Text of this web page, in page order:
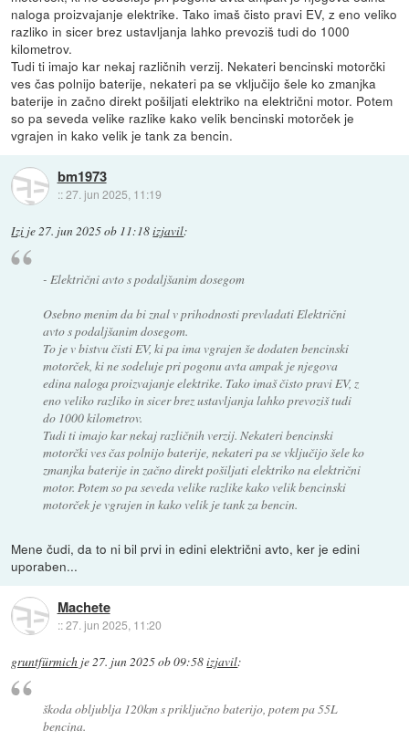
naloga proizvajanje elektrike. Tako imaš čisto pravi EV, z eno veliko
razliko in sicer brez ustavljanja lahko prevoziš tudi do 1000
kilometrov.
Tudi ti imajo kar nekaj različnih verzij. Nekateri bencinski motorčki
ves čas polnijo baterije, nekateri pa se vključijo šele ko zmanjka
baterije in začno direkt pošiljati elektriko na električni motor. Potem
so pa seveda velike razlike kako velik bencinski motorček je
vgrajen in kako velik je tank za bencin.
bm1973
::27. jun 2025, 11:19
Izi je27. jun 2025 ob 11:18izjavil:
- Električni avto s podaljšanim dosegom
Osebno menim da bi znal v prihodnosti prevladati Električni
avto s podaljšanim dosegom.
To je v bistvu čisti EV, ki pa ima vgrajen še dodaten bencinski
motorček, ki ne sodeluje pri pogonu avta ampak je njegova
edina naloga proizvajanje elektrike. Tako imaš čisto pravi EV, z
eno veliko razliko in sicer brez ustavljanja lahko prevoziš tudi
do 1000 kilometrov.
Tudi ti imajo kar nekaj različnih verzij. Nekateri bencinski
motorčki ves čas polnijo baterije, nekateri pa se vključijo šele ko
zmanjka baterije in začno direkt pošiljati elektriko na električni
motor. Potem so pa seveda velike razlike kako velik bencinski
motorček je vgrajen in kako velik je tank za bencin.
Mene čudi, da to ni bil prvi in edini električni avto, ker je edini
uporaben...
Machete
::27. jun 2025, 11:20
gruntfürmich je27. jun 2025 ob 09:58izjavil:
škoda obljublja 120km s priključno baterijo, potem pa 55L
bencina.